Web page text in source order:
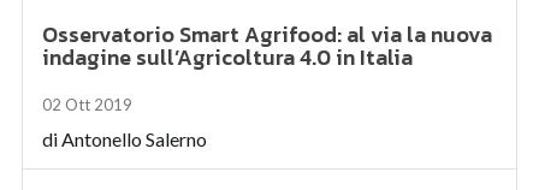
Osservatorio Smart Agrifood: al via la nuova
indagine sull’Agricoltura 4.0 in Italia
02 Ott 2019
diAntonello Salerno